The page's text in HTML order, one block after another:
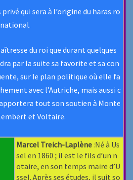
qui sera à l’origine du haras ro
du roi que durant quelques
par la suite sa favorite et sa con
sur le plan politique où elle fa
avec l’Autriche, mais aussi c
tout son soutien à Monte
et Voltaire.
Marcel Treich-Laplène :Né à Us
sel en 1860 ; il est le fils d’un n
otaire, en son temps maire d’U
ssel. Après ses études, il suit so